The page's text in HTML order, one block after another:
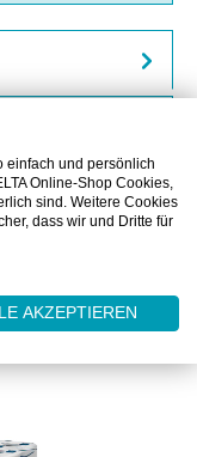
einfach und persönlich
Online-Shop Cookies,
sind. Weitere Cookies
dass wir und Dritte für
AKZEPTIEREN